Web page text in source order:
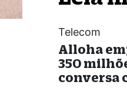
Telecom
Alloha
350
conversa